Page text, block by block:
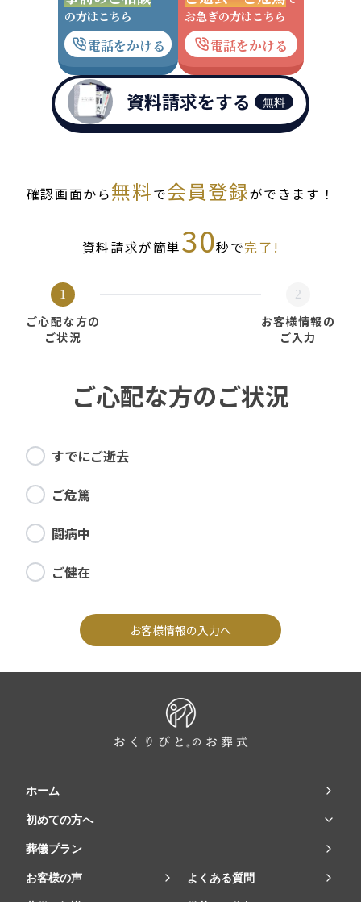
の方はこちら
電話をかける
お急ぎの方はこちら
電話をかける
資料請求をする 無料
確認画面から無料で会員登録ができます！
資料請求が簡単30秒で完了!
1
ご心配な方の
ご状況
2
お客様情報の
ご入力
ご心配な方のご状況
すでにご逝去
ご危篤
闘病中
ご健在
お客様情報の入力へ
ホーム
初めての方へ
葬儀プラン
お客様の声 よくある質問